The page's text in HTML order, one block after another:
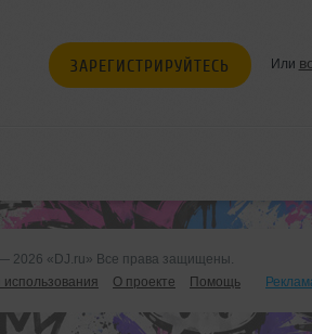
ЗАРЕГИСТРИРУЙТЕСЬ Или
2026 «DJ.ru» Все права защищены.
использования
О проекте Помощь